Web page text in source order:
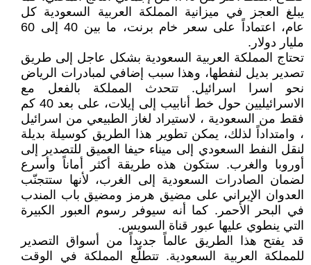
يبلغ العجز في ميزانية المملكة العربية السعودية كل
عام، اعتماداً على سعر خام برنت، ما بين 40 إلى 60
مليار دولار.
تحتاج المملكة العربية السعودية بشكل عاجل إلى طريق
تصدير بديل لنفطها، وهذا سبب إضافي لمبادرات الرياض
نحو اسرا اسرائيل. تتحدث المملكة بالفعل مع
الاسرائيليين حول خط أنابيب إلى إيلات، على بعد 40 كم
فقط من السعودية ، لاستيراد لغاز الطبيعي من اسرائيل
، وامتداداً لذلك، يمكن تطوير هذا الطريق كوسيلة بديلة
لنقل النفط السعودي إلى ميناء حيفا العميق للتصدير إلى
أوروبا والغرب. ستكون هذه طريقة أكثر أماناً وأسرع
لضمان الصادرات السعودية إلى الغرب، لأنها ستتجنّب
العدوان الإيراني على مضيق هرمز ومضيق باب المندب
في البحر الأحمر. كما أنه سيوفر رسوم العبور الكبيرة
التي ينطوي عليها عبور قناة السويس.
قد يفتح هذا الطريق عالماً جديداً من أسواق التصدير
للمملكة العربية السعودية. تتطلّع المملكة في الوقت